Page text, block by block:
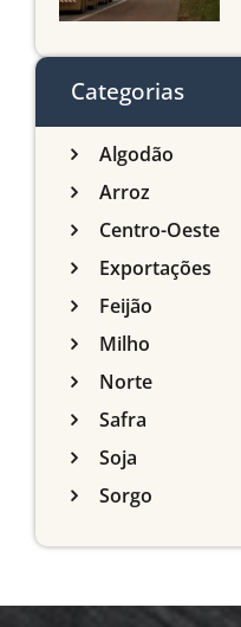
Categorias
Algodão
Arroz
Centro-Oeste
Exportações
Feijão
Milho
Norte
Safra
Soja
Sorgo